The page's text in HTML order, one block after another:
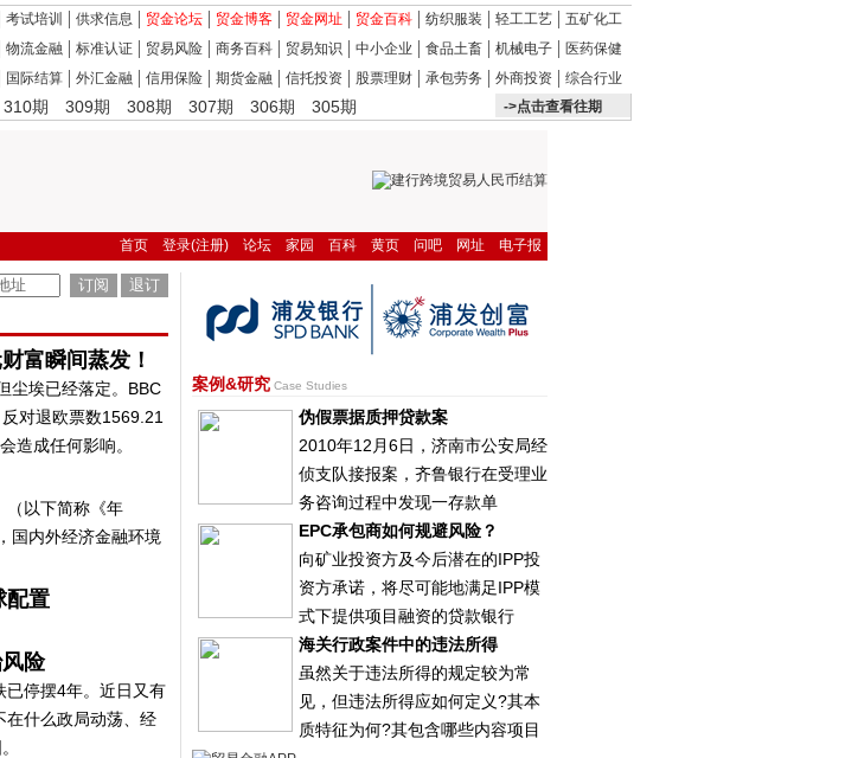
考试培训 供求信息 贸金论坛 贸金博客 贸金网址 贸金百科 纺织服装 轻工工艺
五矿化工
物流金融 标准认证 贸易风险 商务百科 贸易知识 中小企业 食品土畜 机械电子
医药保健
国际结算 外汇金融 信用保险 期货金融 信托投资 股票理财 承包劳务 外商投资 综合行业
310期 309期 308期 307期 306期 305期 ->点击查看往期
首页 登录(注册) 论坛 家园 百科 黄页 问吧 网址 电子报
富瞬间蒸发！
尘埃已经落定。BBC
对退欧票数1569.21
造成任何影响。
（以下简称《年
国内外经济金融环境
配置
险
已停摆4年。近日又有
在什么政局动荡、经
案例&研究 Case Studies
伪假票据质押贷款案
2010年12月6日，济南市公安局经
侦支队接报案，齐鲁银行在受理业
务咨询过程中发现一存款单
EPC承包商如何规避风险？
向矿业投资方及今后潜在的IPP投
资方承诺，将尽可能地满足IPP模
式下提供项目融资的贷款银行
海关行政案件中的违法所得
虽然关于违法所得的规定较为常
见，但违法所得应如何定义?其本
质特征为何?其包含哪些内容项目